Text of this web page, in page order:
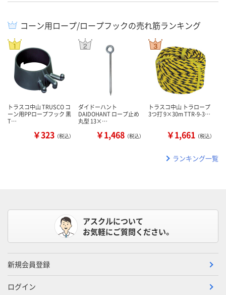
コーン用ロープ/ロープフックの売れ筋ランキング
トラスコ中山 TRUSCO コ
ーン用PPロープフック 黒
T…
￥323 （税込）
ダイドーハント
DAIDОHANT ロープ止め
丸型 13×…
￥1,468 （税込）
トラスコ中山 トラロープ
3つ打 9×30m TTR-9-3…
￥1,661 （税込）
ランキング一覧
アスクルについて
お気軽にご質問ください。
新規会員登録
ログイン